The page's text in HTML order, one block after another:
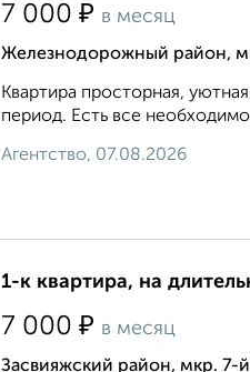
7 000 ₽ в месяц
Железнодорожный район,
Квартира просторная,
период. Есть все
Агентство, 07.08.2026
1-к квартира, на
7 000 ₽ в месяц
Засвияжский район, мкр. 7-